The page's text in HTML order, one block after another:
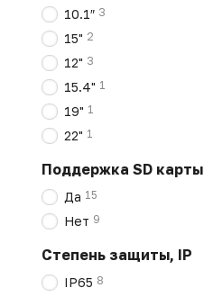
10.1″ 3
15" 2
12" 3
15.4" 1
19" 1
22" 1
Поддержка SD карты
Да 15
Нет 9
Степень защиты, IP
IP65 8